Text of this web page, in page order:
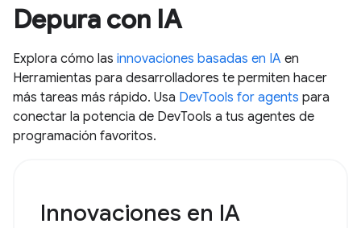
Depura con IA
Explora cómo las innovaciones basadas en IA en
Herramientas para desarrolladores te permiten hacer
más tareas más rápido. Usa DevTools for agents para
conectar la potencia de DevTools a tus agentes de
programación favoritos.
Innovaciones en IA